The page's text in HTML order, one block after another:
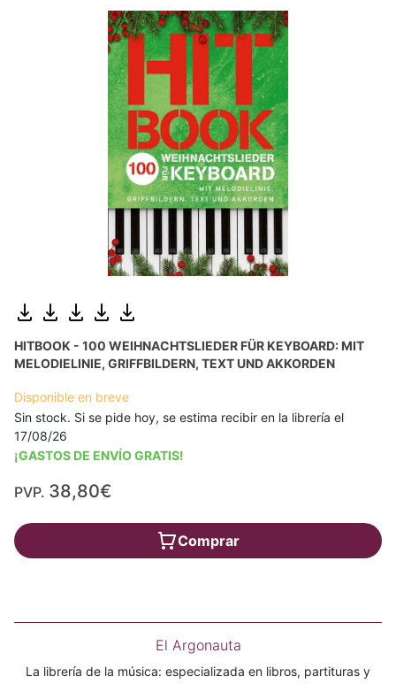
HITBOOK - 100 WEIHNACHTSLIEDER FÜR KEYBOARD: MIT
MELODIELINIE, GRIFFBILDERN, TEXT UND AKKORDEN
Disponible en breve
Sin stock. Si se pide hoy, se estima recibir en la librería el
17/08/26
¡GASTOS DE ENVÍO GRATIS!
PVP. 38,80€
Comprar
El Argonauta
La librería de la música: especializada en libros, partituras y